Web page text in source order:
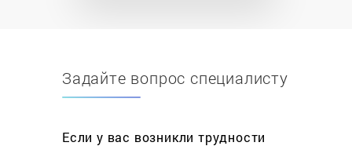
Ремонт варочных панелей это не обязательно
дорогостоящая услуга, включающая полную
профилактика (очистка), и избавление от царапин
Задайте вопрос специалисту
Если у вас возникли трудности